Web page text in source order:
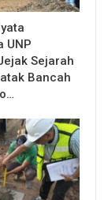
UNP
Sejarah
Bancah